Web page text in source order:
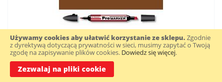
Używamy cookies aby ułatwić korzystanie ze sklepu. Zgodnie
z dyrektywą dotyczącą prywatności w sieci, musimy zapytać o Twoją
zgodę na zapisywanie plików cookies. Dowiedz się więcej.
Zezwalaj na pliki cookie
WINSOR & NEWTON PROMARKER KOLOR
BURNT SIENNA O324
13,90 zł